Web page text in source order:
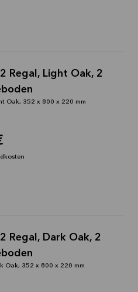
Regal, Light Oak, 2
Oak, 352 x 800 x 220 mm
Regal, Dark Oak, 2
Oak, 352 x 800 x 220 mm